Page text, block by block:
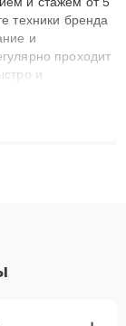
техники бренда
и
проходит
и
решают